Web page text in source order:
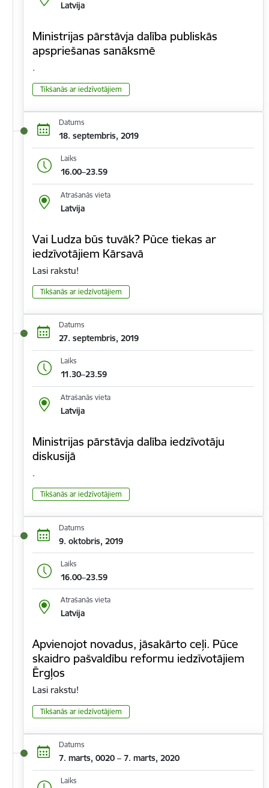
Latvija
Ministrijas pārstāvja dalība publiskās
apspriešanas sanāksmē
.
Tikšanās ar iedzīvotājiem
Datums
18. septembris, 2019
Laiks
16.00–23.59
Atrašanās vieta
Latvija
Vai Ludza būs tuvāk? Pūce tiekas ar
iedzīvotājiem Kārsavā
Lasi rakstu!
Tikšanās ar iedzīvotājiem
Datums
27. septembris, 2019
Laiks
11.30–23.59
Atrašanās vieta
Latvija
Ministrijas pārstāvja dalība iedzīvotāju
diskusijā
.
Tikšanās ar iedzīvotājiem
Datums
9. oktobris, 2019
Laiks
16.00–23.59
Atrašanās vieta
Latvija
Apvienojot novadus, jāsakārto ceļi. Pūce
skaidro pašvaldību reformu iedzīvotājiem
Ērgļos
Lasi rakstu!
Tikšanās ar iedzīvotājiem
Datums
7. marts, 0020 – 7. marts, 2020
Laiks